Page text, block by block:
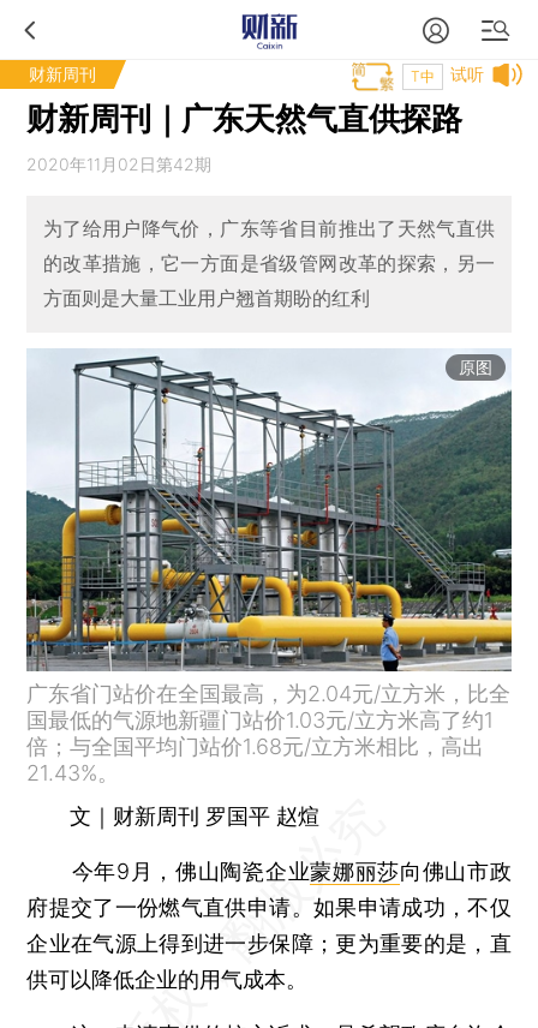
财新周刊 试听
T中
财新周刊｜广东天然气直供探路
2020年11月02日第42期
为了给用户降气价，广东等省目前推出了天然气直供
的改革措施，它一方面是省级管网改革的探索，另一
方面则是大量工业用户翘首期盼的红利
原图
广东省门站价在全国最高，为2.04元/立方米，比全
国最低的气源地新疆门站价1.03元/立方米高了约1
倍；与全国平均门站价1.68元/立方米相比，高出
21.43%。
文｜财新周刊 罗国平 赵煊
今年9月，佛山陶瓷企业蒙娜丽莎向佛山市政
府提交了一份燃气直供申请。如果申请成功，不仅
企业在气源上得到进一步保障；更为重要的是，直
供可以降低企业的用气成本。